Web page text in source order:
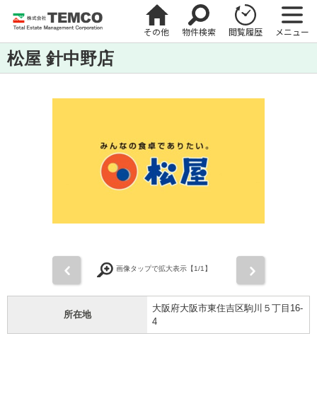
その他 物件検索 閲覧履歴 メニュー
松屋 針中野店
画像タップで拡大表示【1/1】
所在地
大阪府大阪市東住吉区駒川５丁目16-
4